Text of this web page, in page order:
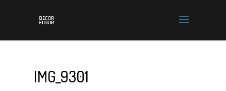
IMG_9301